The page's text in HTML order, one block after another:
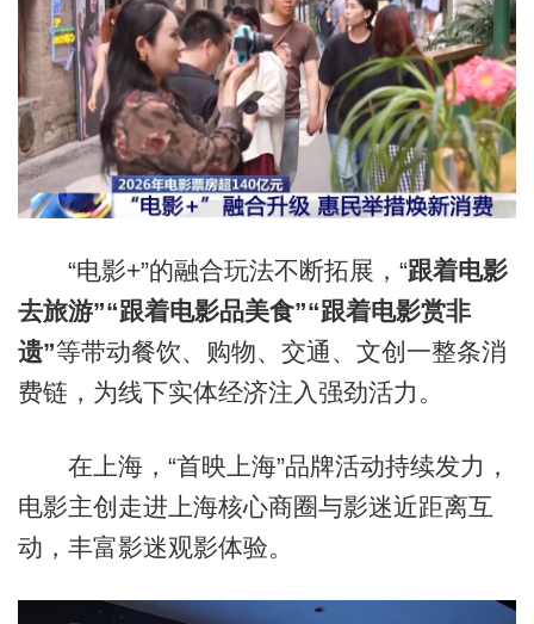
“电影+”的融合玩法不断拓展，“跟着电影
去旅游”“跟着电影品美食”“跟着电影赏非
遗”等带动餐饮、购物、交通、文创一整条消
费链，为线下实体经济注入强劲活力。
在上海，“首映上海”品牌活动持续发力，
电影主创走进上海核心商圈与影迷近距离互
动，丰富影迷观影体验。